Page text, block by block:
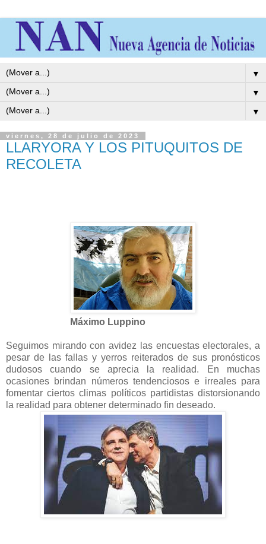
▼
▼
▼
viernes, 28 de julio de 2023
LLARYORA Y LOS PITUQUITOS DE
RECOLETA
Máximo Luppino
Seguimos mirando con avidez las encuestas electorales, a
pesar de las fallas y yerros reiterados de sus pronósticos
dudosos cuando se aprecia la realidad. En muchas
ocasiones brindan números tendenciosos e irreales para
fomentar ciertos climas políticos partidistas distorsionando
la realidad para obtener determinado fin deseado.